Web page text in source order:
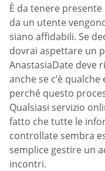
È da tenere
da un utente
siano affidabili. Se
dovrai aspettare un
AnastasiaDate deve
anche se c’è
perché questo
Qualsiasi servizio
fatto che tutte le
controllate sembra
semplice gestire un
incontri.